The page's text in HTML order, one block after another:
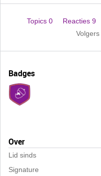
Topics 0 Reacties 9
Volgers
Badges
Over
Lid sinds
Signature